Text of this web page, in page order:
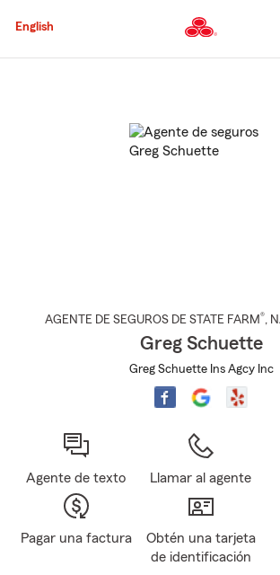
al
principal
English
AGENTE DE SEGUROS DE STATE FARM®,
Greg Schuette
Greg Schuette Ins Agcy Inc
Agente de texto Llamar al agente
Pagar una factura
Obtén una tarjeta
de identificación